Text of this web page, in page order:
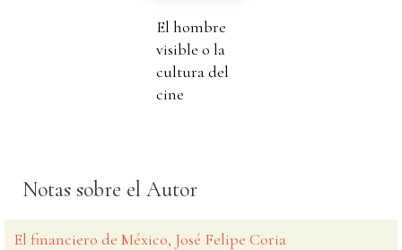
El hombre
visible o la
cultura del
cine
Notas sobre el Autor
El financiero de México, José Felipe Coria